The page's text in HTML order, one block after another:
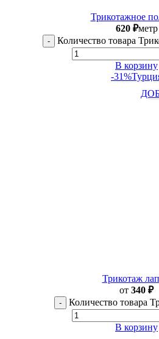
Трикотажное
620 ₽метр
Количество товара
В корзину
-31%
Трикотаж
от 340 ₽
Количество товара
В корзину